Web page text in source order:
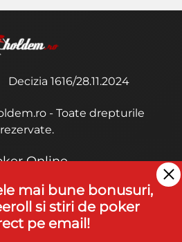
Decizia 1616/28.11.2024
- Toate drepturile
rezervate.
Online
si Conditii
Poker
mai bune bonusuri,
si stiri de poker
pe email!